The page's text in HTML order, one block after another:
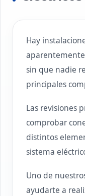
Hay
sin que nadie
principales
Las revisiones
comprobar
distintos
sistema
Uno de
ayudarte a